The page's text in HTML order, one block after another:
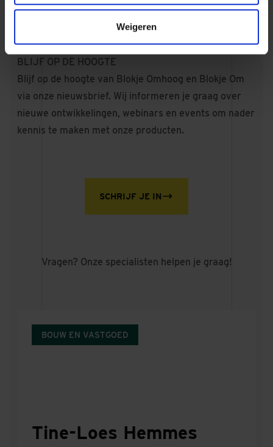
Weigeren
een berging.
BLIJF OP DE HOOGTE
Blijf op de hoogte van Blokje Omhoog en Blokje Om
via onze nieuwsbrief. Wij informeren je graag over
nieuwe ontwikkelingen, webinars en events om nader
kennis te maken met onze producten.
SCHRIJF JE IN
Vragen? Onze specialisten helpen je graag!
BOUW EN VASTGOED
Tine-Loes Hemmes